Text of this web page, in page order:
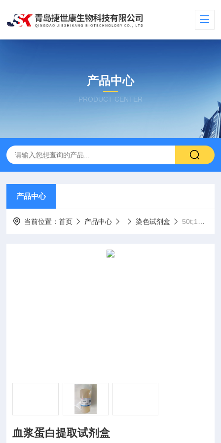
产品中心
PRODUCT CENTER
产品中心
当前位置：首页 产品中心 染色试剂盒 50t;100t血浆蛋白提取试剂盒
血浆蛋白提取试剂盒